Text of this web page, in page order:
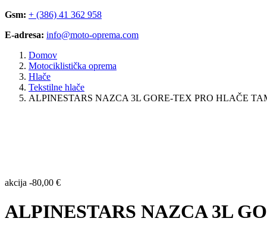
Gsm: + (386) 41 362 958
E-adresa: info@moto-oprema.com
Domov
Motociklistička oprema
Hlače
Tekstilne hlače
ALPINESTARS NAZCA 3L GORE-TEX PRO HLAČE
akcija -80,00 €
ALPINESTARS NAZCA 3L